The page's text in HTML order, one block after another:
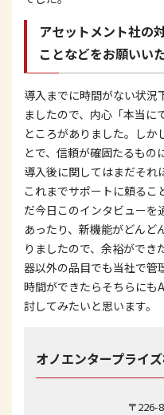
アセットメント社の
ことなどをお願いい
導入までに時間がない状況
ましたので、内心「本当に
ところがありました。しか
とで、信頼が確固たるもの
導入後に関してはまだそれ
これまでサポートに頼るこ
だ今日このインタビューを
あったり、新機能がどんど
りましたので、余裕ができ
器以外の品目でも当社で管
時間ができたらそちらに
討してみたいと思います。
オノエンタープライ
〒226-